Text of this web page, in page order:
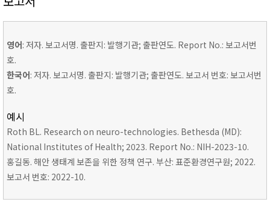
영어: 저자. 보고서명. 출판지: 발행기관; 출판연도. Report No.: 보고서번
호.
한국어: 저자. 보고서명. 출판지: 발행기관; 출판연도. 보고서 번호: 보고서번
호.
예시
Roth BL. Research on neuro-technologies. Bethesda (MD):
National Institutes of Health; 2023. Report No.: NIH-2023-10.
홍길동. 해안 생태계 보존을 위한 정책 연구. 부산: 표준환경연구원; 2022.
보고서 번호: 2022-10.